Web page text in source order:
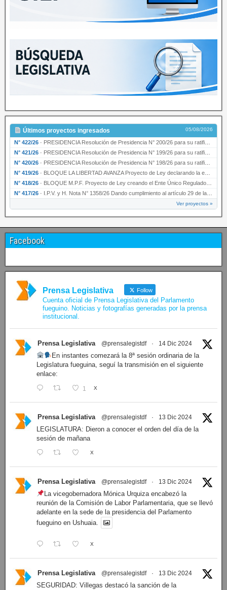
Últimos proyectos ingresados 05/08/2026
N° 422/26 · PRESIDENCIA Resolución de Presidencia N° 200/26 para su ratificación.
N° 421/26 · PRESIDENCIA Resolución de Presidencia N° 199/26 para su ratificación.
N° 420/26 · PRESIDENCIA Resolución de Presidencia N° 198/26 para su ratificación.
N° 419/26 · BLOQUE LA LIBERTAD AVANZA Proyecto de Ley declarando la esencialidad del servicio educativ…
N° 418/26 · BLOQUE M.P.F. Proyecto de Ley creando el Ente Único Regulador de servicios públicos de la …
N° 417/26 · I.P.V. y H. Nota N° 1358/26 Dando cumplimiento al artículo 29 de la Ley provincial N° 1399…
Ver proyectos »
Facebook
Prensa Legislativa Follow
Cuenta oficial de Prensa Legislativa del Parlamento
fueguino. Noticias y fotografías generadas por la prensa
institucional.
Prensa Legislativa @prensalegistdf · 14 Dic 2024
En instantes comezará la 8ª sesión ordinaria de la
Legislatura fueguina, seguí la transmisión en el siguiente
enlace:
1 X
Prensa Legislativa @prensalegistdf · 13 Dic 2024
LEGISLATURA: Dieron a conocer el orden del día de la
sesión de mañana
X
Prensa Legislativa @prensalegistdf · 13 Dic 2024
La vicegobernadora Mónica Urquiza encabezó la
reunión de la Comisión de Labor Parlamentaria, que se llevó
adelante en la sede de la presidencia del Parlamento
fueguino en Ushuaia.
X
Prensa Legislativa @prensalegistdf · 13 Dic 2024
SEGURIDAD: Villegas destacó la sanción de la